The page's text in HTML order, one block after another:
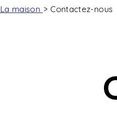
La maison Contactez-nous